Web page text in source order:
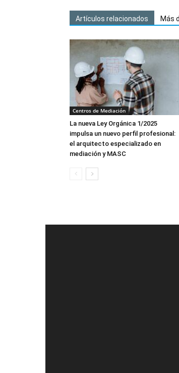
Artículos relacionados Más
Centros de Mediación
La nueva Ley Orgánica 1/2025
impulsa un nuevo perfil profesional:
el arquitecto especializado en
mediación y MASC